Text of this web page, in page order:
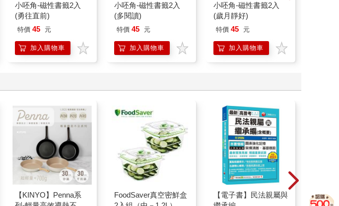
小呸角-磁性書籤2入
(勇往直前)
特價 45 元
加入購物車
小呸角-磁性書籤2入
(多閱讀)
特價 45 元
加入購物車
小呸角-磁性書籤2入
(歲月靜好)
特價 45 元
加入購物車
【KINYO】Penna系
FoodSaver真空密鮮盒
【電子書】民法親屬與
ONE